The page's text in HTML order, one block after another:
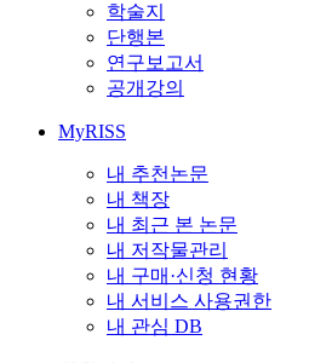
학술지
단행본
연구보고서
공개강의
MyRISS
내 추천논문
내 책장
내 최근 본 논문
내 저작물관리
내 구매·신청 현황
내 서비스 사용권한
내 관심 DB